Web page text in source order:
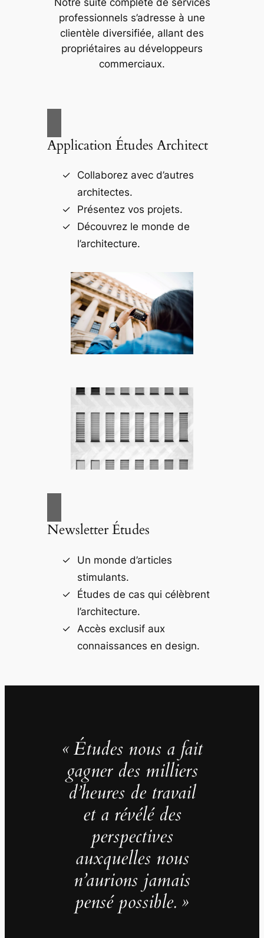
Notre suite complète de services
professionnels s’adresse à une
clientèle diversifiée, allant des
propriétaires au développeurs
commerciaux.
Application Études Architect
Collaborez avec d’autres
architectes.
Présentez vos projets.
Découvrez le monde de
l’architecture.
Newsletter Études
Un monde d’articles
stimulants.
Études de cas qui célèbrent
l’architecture.
Accès exclusif aux
connaissances en design.
« Études nous a fait
gagner des milliers
d’heures de travail
et a révélé des
perspectives
auxquelles nous
n’aurions jamais
pensé possible. »